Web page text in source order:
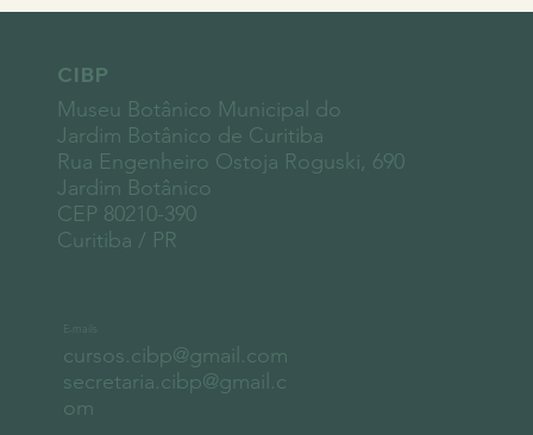
CIBP
Museu Botânico Municipal do
Jardim Botânico de Curitiba
Rua Engenheiro Ostoja Roguski, 690
Jardim Botânico
CEP 80210-390
Curitiba / PR
cursos.cibp@gmail.com
secretaria.cibp@gmail.c
om
E-mails